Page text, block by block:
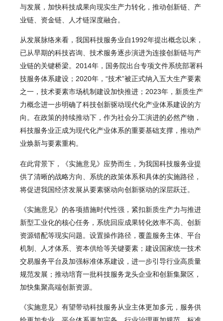
与发展，加快科技成果向现实生产力转化，推动创新链、产
业链、资金链、人才链深度融合。
从发展脉络来看，我国科技服务业自1992年提出概念以来，
已从早期的科技咨询、技术服务逐步演进为连接创新链与产
业链的关键桥梁。2014年，国务院出台专项文件系统部署科
技服务体系建设；2020年，“技术”被正式纳入五大生产要素
之一，技术要素市场机制建设加快推进；2023年，新质生产
力概念进一步明确了科技创新驱动现代化产业体系建设的方
向。在政策的持续推动下，作为社会分工演进的必然产物，
科技服务业正成为现代化产业体系的重要基础支撑，推动产
业焕新与要素重构。
在此背景下，《实施意见》应势而生，为我国科技服务业提
供了清晰的战略方向、系统的政策体系和具体的实施路径，
将促进我国经济发展从要素驱动向创新驱动的深层跃迁。
《实施意见》的各项措施时代性强，紧扣新质生产力与推进
新型工业化的核心任务，系统回应成果转化效率不高、创新
资源错配等现实问题。设置操作路径，覆盖服务主体、平台
机制、人才体系、资本供给等关键要素；建设国家统一技术
交易服务平台及加强标准体系建设，进一步引导行业高质量
规范发展；推动培育一批科技服务龙头企业和创新集聚区，
加快集聚高端创新资源。
《实施意见》有望带动科技服务从业主体更加多元，服务供